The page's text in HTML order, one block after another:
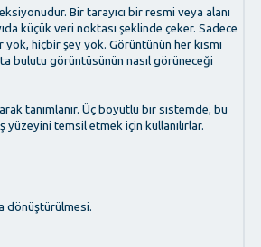
Bir tarayıcı bir resmi veya alanı
küçük veri noktası şeklinde çeker. Sadece
hiçbir şey yok. Görüntünün her kısmı
bulutu görüntüsünün nasıl görüneceği
tanımlanır. Üç boyutlu bir sistemde, bu
yüzeyini temsil etmek için kullanılırlar.
dönüştürülmesi.